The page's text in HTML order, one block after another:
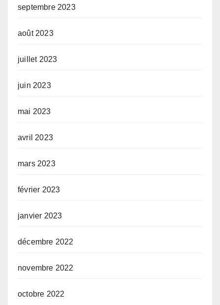
septembre 2023
août 2023
juillet 2023
juin 2023
mai 2023
avril 2023
mars 2023
février 2023
janvier 2023
décembre 2022
novembre 2022
octobre 2022